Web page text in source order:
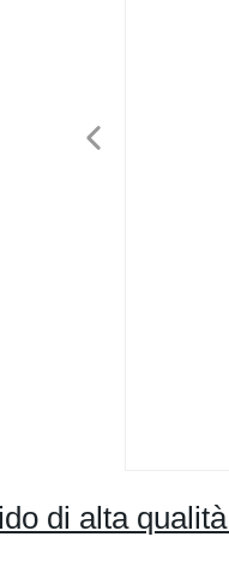
di alta